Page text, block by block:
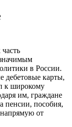
в России.
дебетовые карты,
к широкому
им, граждане
пенсии, пособия,
от